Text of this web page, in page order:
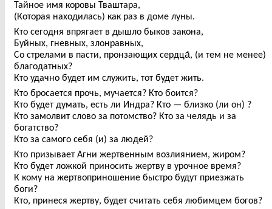
Тайное имя коровы Тваштара,
(Которая находилась) как раз в доме луны.
Кто сегодня впрягает в дышло быков закона,
Буйных, гневных, злонравных,
Со стрелами в пасти, пронзающих сердца́, (и тем не менее)
благодатных?
Кто удачно будет им служить, тот будет жить.
Кто бросается прочь, мучается? Кто боится?
Кто будет думать, есть ли Индра? Кто — близко (ли он) ?
Кто замолвит слово за потомство? Кто за челядь и за
богатство?
Кто за самого себя (и) за людей?
Кто призывает Агни жертвенным возлиянием, жиром?
Кто будет ложкой приносить жертву в урочное время?
К кому на жертвоприношение быстро будут приезжать
боги?
Кто, принеся жертву, будет считать себя любимцем богов?